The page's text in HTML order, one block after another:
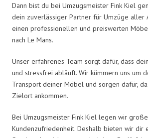
Dann bist du bei Umzugsmeister Fink Kiel
dein zuverlässiger Partner für Umzüge aller
einen professionellen und preiswerten
nach Le Mans.
Unser erfahrenes Team sorgt dafür, dass
und stressfrei abläuft. Wir kümmern uns um
Transport deiner Möbel und sorgen dafür,
Zielort ankommen.
Bei Umzugsmeister Fink Kiel legen wir
Kundenzufriedenheit. Deshalb bieten wir dir